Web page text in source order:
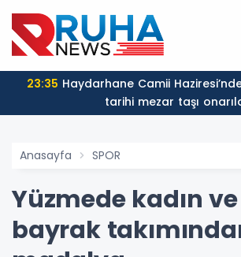
23:35
tarihi mezar taşı
Anasayfa SPOR
Yüzmede kadın
bayrak